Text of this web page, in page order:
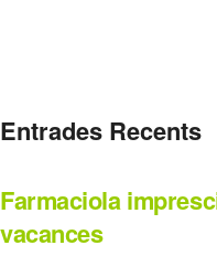
Entrades Recents
Farmaciola
vacances